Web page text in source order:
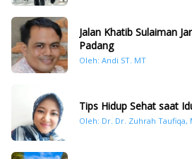
Jalan Khatib Sulaiman
Padang
Oleh: Andi ST. MT
Tips Hidup Sehat saat
Oleh: Dr. Dr. Zuhrah Taufiqa,